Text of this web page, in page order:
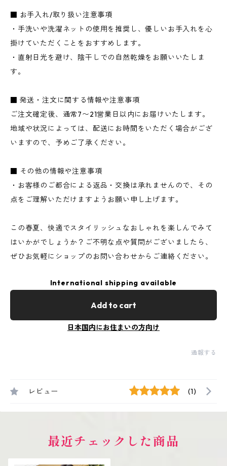
■ お手入れ/取り扱い注意事項
・手洗いや洗濯ネットの使用を推奨し、優しいお手入れを心
掛けていただくことをおすすめします。
・直射日光を避け、陰干しでの自然乾燥をお願いいたしま
す。
■ 発送・注文に関する情報や注意事項
ご注文確定後、通常7〜21営業日以内にお届けいたします。
地域や状況によっては、配送にお時間をいただく場合がござ
いますので、予めご了承ください。
■ その他の情報や注意事項
・お客様のご都合による返品・交換は承れませんので、その
点をご理解いただけますようお願い申し上げます。
この春夏、快適でスタイリッシュなおしゃれを楽しんでみて
はいかがでしょうか？ご不明な点や質問がございましたら、
ぜひお気軽にショップのお問い合わせからご連絡ください。
International shipping available
Add to cart
日本国内にお住まいの方向け
通報する
レビュー (1)
最近チェックした商品